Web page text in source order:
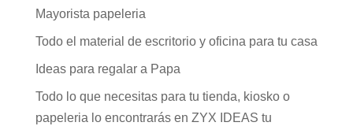
Mayorista papeleria
Todo el material de escritorio y oficina para tu casa
Ideas para regalar a Papa
Todo lo que necesitas para tu tienda, kiosko o
papeleria lo encontrarás en ZYX IDEAS tu